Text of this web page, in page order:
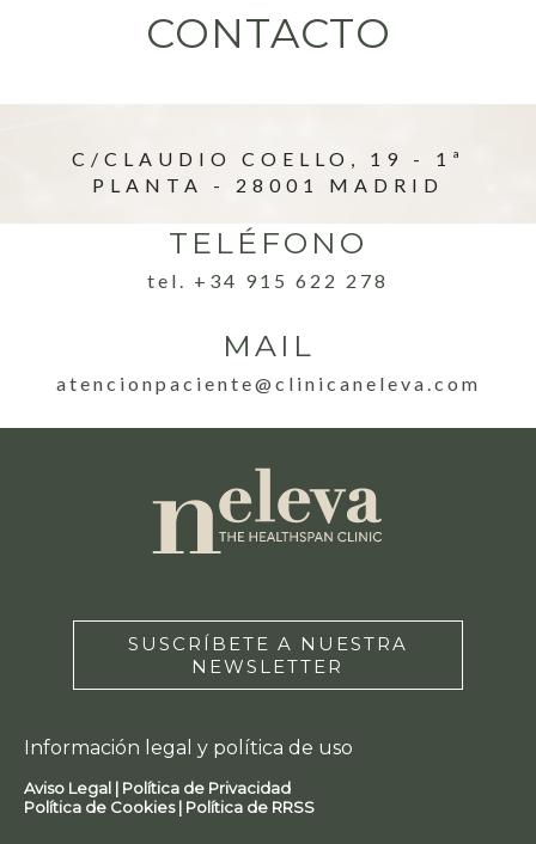
CONTACTO
C/CLAUDIO COELLO, 19 - 1ª
PLANTA - 28001 MADRID
TELÉFONO
tel. +34 915 622 278
MAIL
atencionpaciente@clinicaneleva.com
SUSCRÍBETE A NUESTRA
NEWSLETTER
Información legal y política de uso
Aviso Legal | Política de Privacidad
Política de Cookies | Política de RRSS